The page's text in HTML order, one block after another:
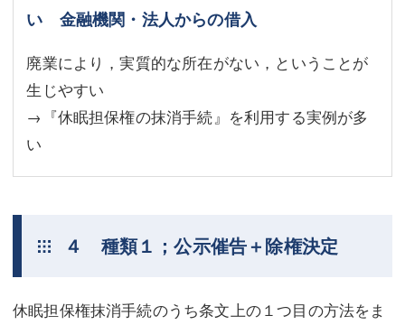
い 金融機関・法人からの借入
廃業により，実質的な所在がない，ということが
生じやすい
→『休眠担保権の抹消手続』を利用する実例が多
い
４ 種類１；公示催告＋除権決定
休眠担保権抹消手続のうち条文上の１つ目の方法をま